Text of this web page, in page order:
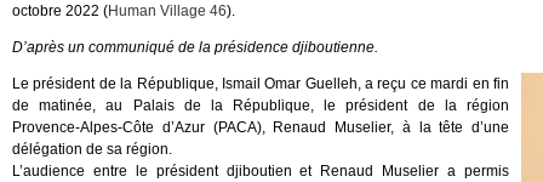
octobre 2022 (Human Village 46).
D’après un communiqué de la présidence djiboutienne.
Le président de la République, Ismail Omar Guelleh, a reçu ce mardi en fin
de matinée, au Palais de la République, le président de la région
Provence-Alpes-Côte d’Azur (PACA), Renaud Muselier, à la tête d’une
délégation de sa région.
L’audience entre le président djiboutien et Renaud Muselier a permis